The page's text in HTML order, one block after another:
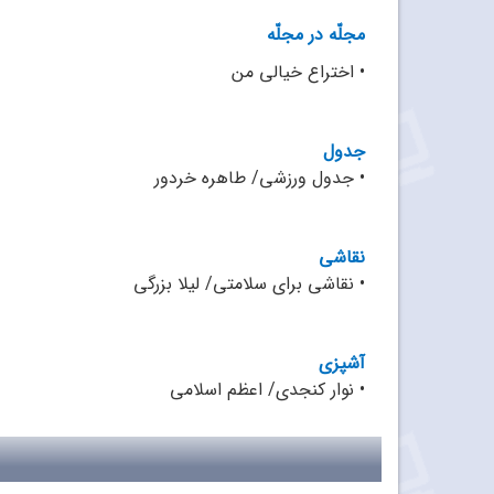
مجلّه در مجلّه
• اختراع خیالی من
جدول
• جدول ورزشی/ طاهره خردور
نقاشی
• نقاشی برای سلامتی/ لیلا بزرگی
آشپزی
• نوار کنجدی/ اعظم اسلامی